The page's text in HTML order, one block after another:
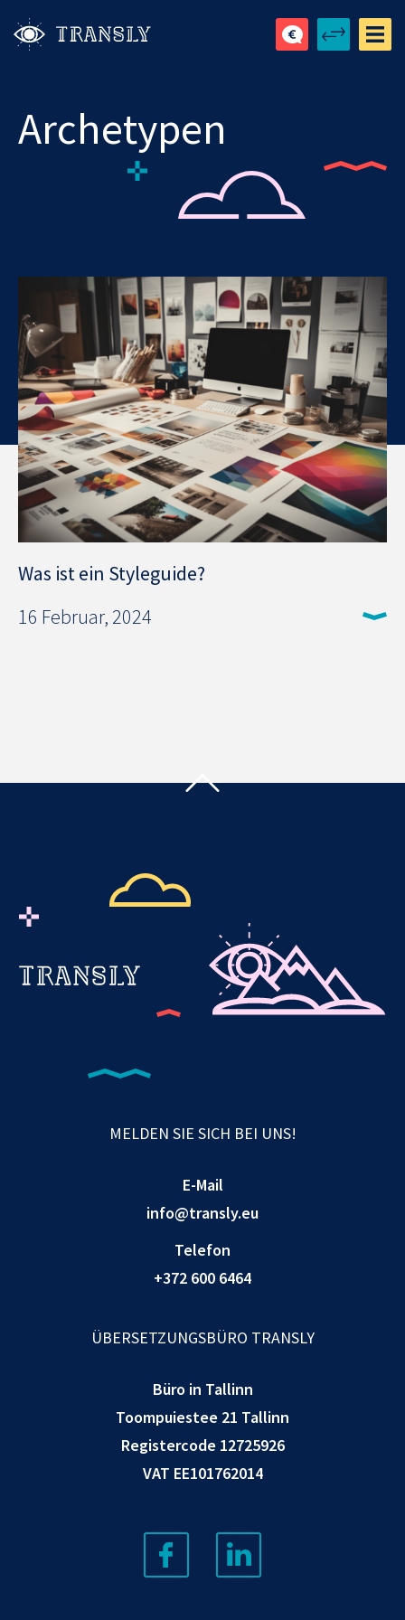
Archetypen
Was ist ein Styleguide?
16 Februar, 2024
MELDEN SIE SICH BEI UNS!
E-Mail
info@transly.eu
Telefon
+372 600 6464
ÜBERSETZUNGSBÜRO TRANSLY
Büro in Tallinn
Toompuiestee 21 Tallinn
Registercode 12725926
VAT EE101762014